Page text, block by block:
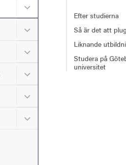
Undermeny för Efter
Undermeny för Forskning
Undermeny för
Undermeny för Samverkan
Undermeny för Om
Undermeny för Aktuellt
Efter studierna
Så är det att
Liknande
Studera på
universitet